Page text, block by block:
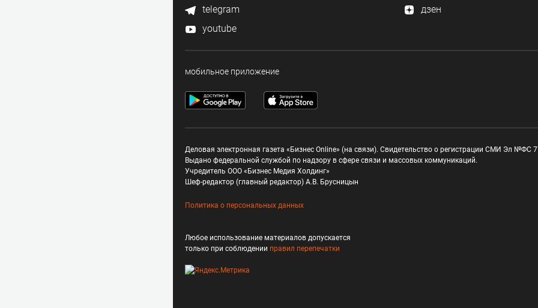
telegram
дзен
youtube
мобильное приложение
Деловая электронная газета «Бизнес Online» (на связи). Свидетельство о регистрации СМИ Эл №ФС
Выдано федеральной службой по надзору в сфере связи и массовых коммуникаций.
Учредитель ООО «Бизнес Медия Холдинг»
Шеф-редактор (главный редактор) А.В. Брусницын
Политика о персональных данных
Любое использование материалов допускается
только при соблюдении правил перепечатки